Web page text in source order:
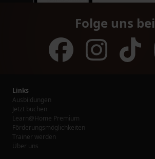
Folge uns bei
Links
Ausbildungen
Jetzt buchen
Learn@Home Premium
Förderungsmöglichkeiten
Trainer werden
Über uns